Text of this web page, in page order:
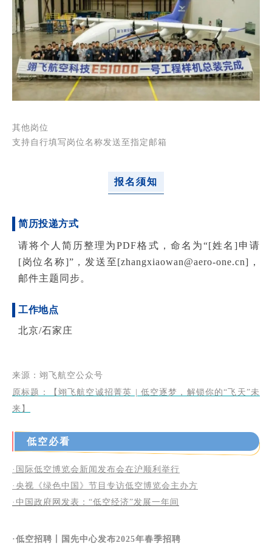
其他岗位
支持自行填写岗位名称发送至指定邮箱
报名须知
简历投递方式
请将个人简历整理为PDF格式，命名为“[姓名]申请
[岗位名称]”，发送至[zhangxiaowan@aero-one.cn]，
邮件主题同步。
工作地点
北京/石家庄
来源： 翊飞航空公众号
原标题：【 翊飞航空诚招菁英 | 低空逐梦，解锁你的“飞天”未
来】
低空必看
· 国际低空博览会新闻发布会在沪顺利举行
·央视《绿色中国》节目专访低空博览会主办方
·中国政府网发表：“低空经济”发展一年间
·低空招聘丨 国先中心发布2025年春季招聘